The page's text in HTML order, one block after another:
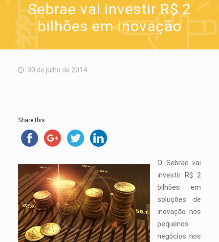
Sebrae vai investir R$ 2
bilhões em inovação
30 de julho de 2014
Share this...
O Sebrae vai
investir R$ 2
bilhões em
soluções de
inovação nos
pequenos
negócios nos